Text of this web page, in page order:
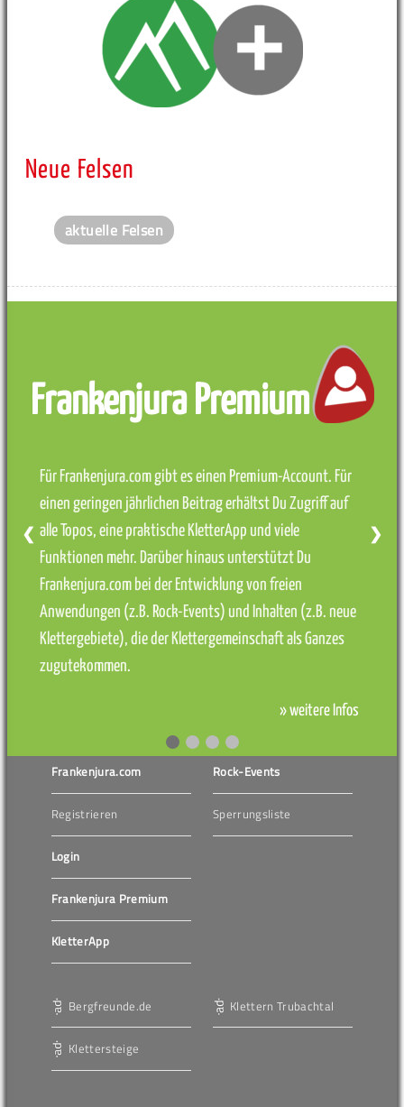
Neue Felsen
aktuelle Felsen
Frankenjura Premium
Für Frankenjura.com gibt es einen Premium-Account. Für
einen geringen jährlichen Beitrag erhältst Du Zugriff auf
alle Topos, eine praktische KletterApp und viele
Funktionen mehr. Darüber hinaus unterstützt Du
Frankenjura.com bei der Entwicklung von freien
Anwendungen (z.B. Rock-Events) und Inhalten (z.B. neue
Klettergebiete), die der Klettergemeinschaft als Ganzes
zugutekommen.
» weitere Infos
❮ ❯
Frankenjura.com
Registrieren
Login
Frankenjura Premium
KletterApp
Rock-Events
Sperrungsliste
Bergfreunde.de
Klettersteige
Klettern Trubachtal